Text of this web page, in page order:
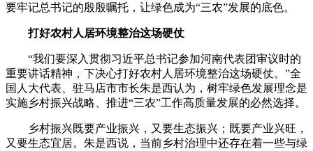
要牢记总书记的殷殷嘱托，让绿色成为“三农”发展的底色。
打好农村人居环境整治这场硬仗
“我们要深入贯彻习近平总书记参加河南代表团审议时的
重要讲话精神，下决心打好农村人居环境整治这场硬仗。”全
国人大代表、驻马店市市长朱是西认为，树牢绿色发展理念是
实施乡村振兴战略、推进“三农”工作高质量发展的必然选择。
乡村振兴既要产业振兴，又要生态振兴；既要产业兴旺，
又要生态宜居。朱是西说，当前乡村治理中还存在着一些与绿